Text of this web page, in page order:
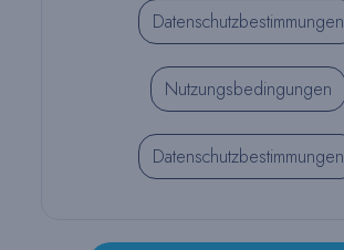
Datenschutzbestimmungen
Nutzungsbedingungen
Datenschutzbestimmungen